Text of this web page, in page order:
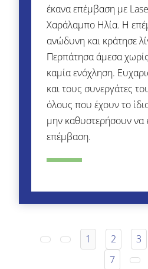
έκανα επέμβαση με
Χαράλαμπο Ηλία. Η
ανώδυνη και κράτησε
Περπάτησα άμεσα
καμία ενόχληση.
και τους συνεργάτες
όλους που έχουν το
μην καθυστερήσουν να
επέμβαση.
1 2 3
7